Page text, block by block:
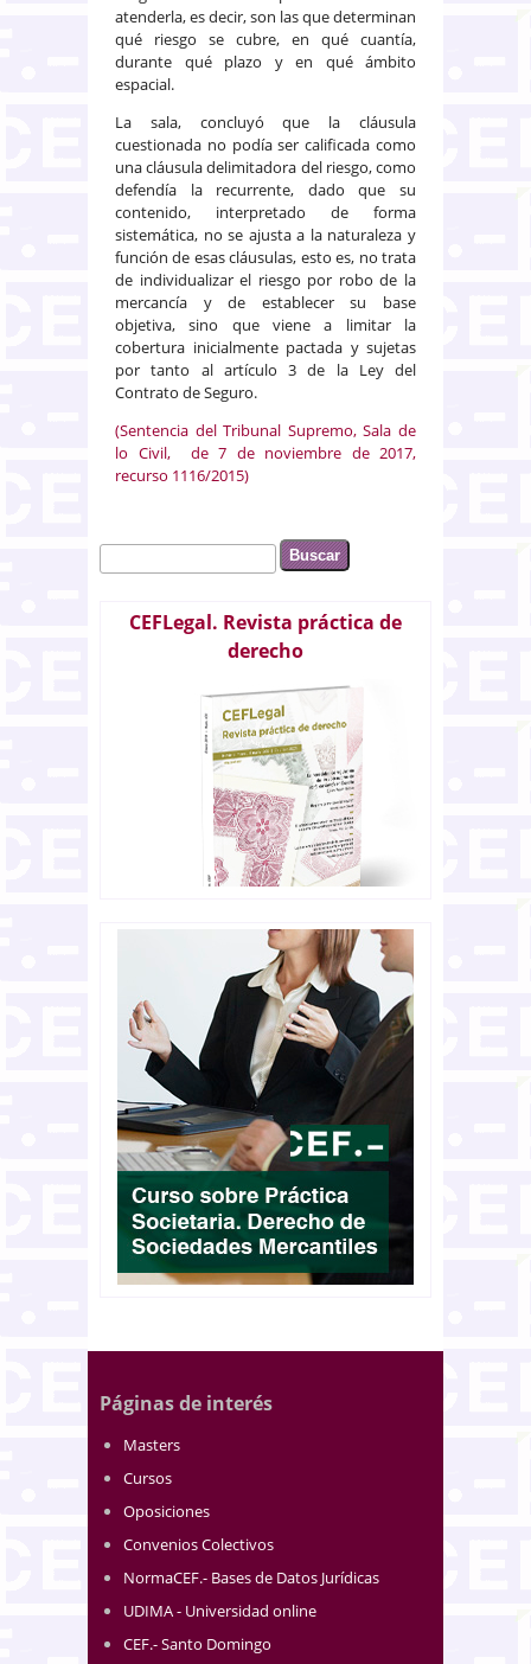
atenderla, es decir, son las que determinan
qué riesgo se cubre, en qué cuantía,
durante qué plazo y en qué ámbito
espacial.
La sala, concluyó que la cláusula
cuestionada no podía ser calificada como
una cláusula delimitadora del riesgo, como
defendía la recurrente, dado que su
contenido, interpretado de forma
sistemática, no se ajusta a la naturaleza y
función de esas cláusulas, esto es, no trata
de individualizar el riesgo por robo de la
mercancía y de establecer su base
objetiva, sino que viene a limitar la
cobertura inicialmente pactada y sujetas
por tanto al artículo 3 de la Ley del
Contrato de Seguro.
(Sentencia del Tribunal Supremo, Sala de
lo Civil, de 7 de noviembre de 2017,
recurso 1116/2015)
Formulario de búsqueda
Buscar
CEFLegal. Revista práctica de
derecho
Páginas de interés
Masters
Cursos
Oposiciones
Convenios Colectivos
NormaCEF.- Bases de Datos Jurídicas
UDIMA - Universidad online
CEF.- Santo Domingo